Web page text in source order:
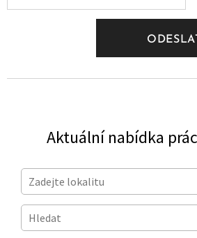
ODESLAT